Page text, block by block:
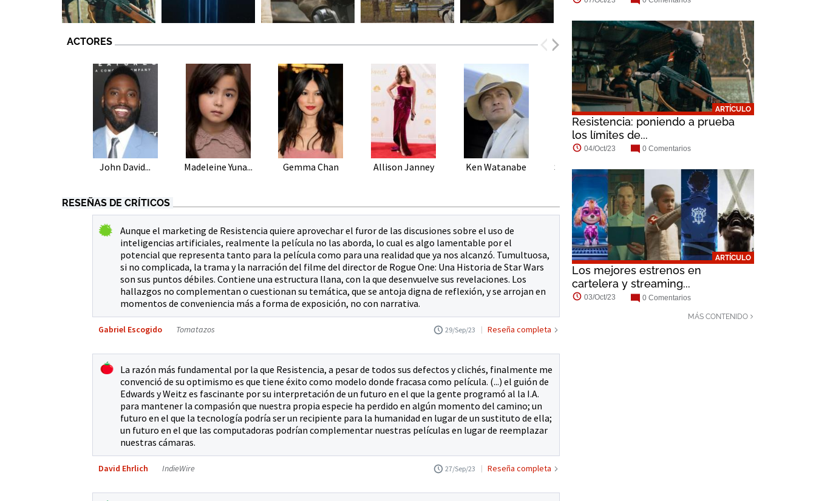
ACTORES
John David... Madeleine Yuna... Gemma Chan Allison Janney Ken Watanabe Sturgill Simpson Amar Chadha-Patel Marc Menchaca
RESEÑAS DE CRÍTICOS
Aunque el marketing de Resistencia quiere aprovechar el furor de las discusiones sobre el uso de
inteligencias artificiales, realmente la película no las aborda, lo cual es algo lamentable por el
potencial que representa tanto para la película como para una realidad que ya nos alcanzó. Tumultuosa,
si no complicada, la trama y la narración del filme del director de Rogue One: Una Historia de Star Wars
son sus puntos débiles. Contiene una estructura llana, con la que desenvuelve sus revelaciones. Los
hallazgos no complementan o cuestionan su temática, que se antoja digna de reflexión, y se arrojan en
momentos de conveniencia más a forma de exposición, no con narrativa.
Gabriel Escogido Tomatazos 29/Sep/23 Reseña completa
La razón más fundamental por la que Resistencia, a pesar de todos sus defectos y clichés, finalmente me
convenció de su optimismo es que tiene éxito como modelo donde fracasa como película. (...) el guión de
Edwards y Weitz es fascinante por su interpretación de un futuro en el que la gente programó al la I.A.
para mantener la compasión que nuestra propia especie ha perdido en algún momento del camino; un
futuro en el que la tecnología podría ser un recipiente para la humanidad en lugar de un sustituto de ella;
un futuro en el que las computadoras podrían complementar nuestras películas en lugar de reemplazar
nuestras cámaras.
David Ehrlich IndieWire 27/Sep/23 Reseña completa
ARTÍCULO
Resistencia: poniendo a prueba
los límites de...
04/Oct/23 0 Comentarios
ARTÍCULO
Los mejores estrenos en
cartelera y streaming...
03/Oct/23 0 Comentarios
MÁS CONTENIDO